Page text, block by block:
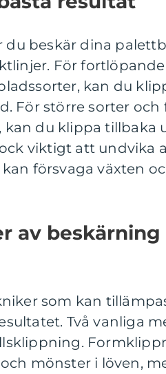
du beskär dina
För fortlöpande
kan du
För större sorter och
kan du klippa tillbaka
viktigt att undvika
försvaga växten
av beskärning
som kan
Två vanliga
mönster i löven,